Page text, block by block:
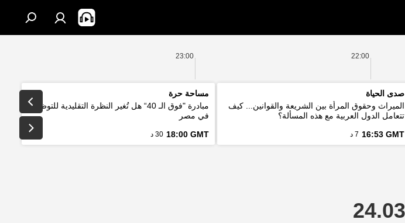
22:00
23:00
صدى الحياة
الميراث وحقوق المرأة بين الشريعة والقوانين... كيف
تتعامل الدول العربية مع هذه المسألة؟
16:53 GMT 7 د
مساحة حرة
مبادرة "فوق الـ 40“ هل تُغير النظرة التقليدية للتوظيف
في مصر
18:00 GMT 30 د